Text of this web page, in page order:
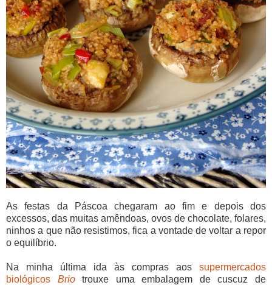
As festas da Páscoa chegaram ao fim e depois dos
excessos, das muitas amêndoas, ovos de chocolate, folares,
ninhos a que não resistimos, fica a vontade de voltar a repor
o equilíbrio.
Na minha última ida às compras aos supermercados
biológicos Briotrouxe uma embalagem de cuscuz de